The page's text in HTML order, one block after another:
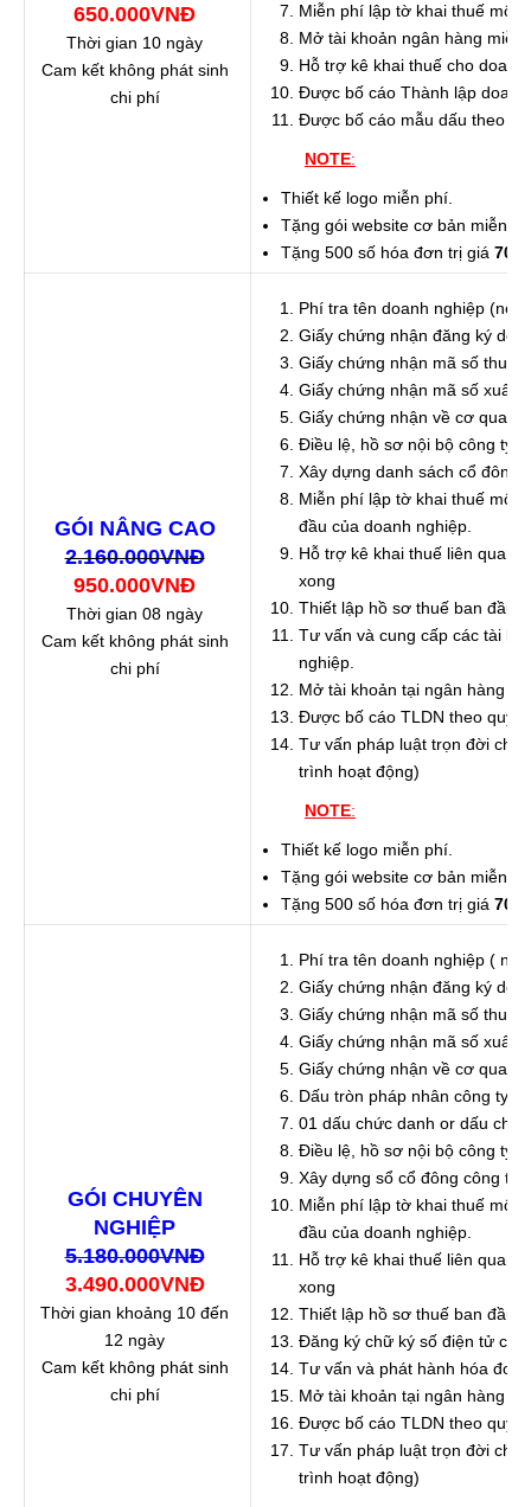
650.000VNĐ
Thời gian 10 ngày
Cam kết không phát sinh
chi phí
Miễn phí lập tờ khai thuế
Mở tài khoản ngân hàng
Hỗ trợ kê khai thuế cho
Được bố cáo Thành lập
Được bố cáo mẫu dấu theo
NOTE:
Thiết kế logo miễn phí.
Tặng gói website cơ bản miễn
Tặng 500 số hóa đơn trị giá
GÓI NÂNG CAO
2.160.000VNĐ
950.000VNĐ
Thời gian 08 ngày
Cam kết không phát sinh
chi phí
Phí tra tên doanh nghiệp (nếu
Giấy chứng nhận đăng ký
Giấy chứng nhận mã số thuế
Giấy chứng nhận mã số xuất
Giấy chứng nhận về cơ quan
Điều lệ, hồ sơ nội bộ công ty
Xây dựng danh sách cổ đông
Miễn phí lập tờ khai thuế môn
đầu của doanh nghiệp.
Hỗ trợ kê khai thuế liên quan
xong
Thiết lập hồ sơ thuế ban đầu
Tư vấn và cung cấp các tài
nghiệp.
Mở tài khoản tại ngân hàng
Được bố cáo TLDN theo quy
Tư vấn pháp luật trọn đời cho
trình hoạt động)
NOTE:
Thiết kế logo miễn phí.
Tặng gói website cơ bản miễn
Tặng 500 số hóa đơn trị giá
GÓI CHUYÊN
NGHIỆP
5.180.000VNĐ
3.490.000VNĐ
Thời gian khoảng 10 đến
12 ngày
Cam kết không phát sinh
chi phí
Phí tra tên doanh nghiệp (
Giấy chứng nhận đăng ký
Giấy chứng nhận mã số thuế
Giấy chứng nhận mã số xuất
Giấy chứng nhận về cơ quan
Dấu tròn pháp nhân công ty
01 dấu chức danh or dấu chữ
Điều lệ, hồ sơ nội bộ công ty
Xây dựng sổ cổ đông công ty
Miễn phí lập tờ khai thuế môn
đầu của doanh nghiệp.
Hỗ trợ kê khai thuế liên quan
xong
Thiết lập hồ sơ thuế ban đầu
Đăng ký chữ ký số điện tử
Tư vấn và phát hành hóa
Mở tài khoản tại ngân hàng (
Được bố cáo TLDN theo quy
Tư vấn pháp luật trọn đời cho
trình hoạt động)